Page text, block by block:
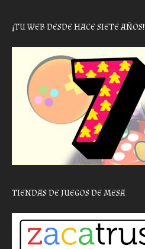
¡TU WEB DESDE HACE SIETE AÑOS!
TIENDAS DE JUEGOS DE MESA